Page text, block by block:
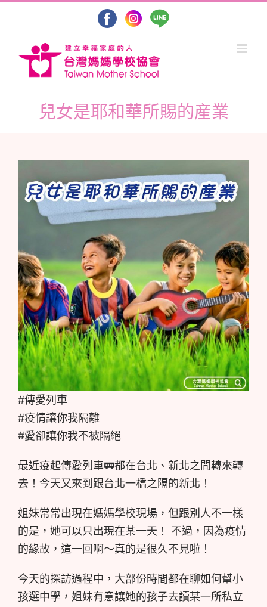
content
兒女是耶和華所賜的産業
#傳愛列車
#疫情讓你我隔離
#愛卻讓你我不被隔絕
最近疫起傳愛列車🚃都在台北、新北之間轉來轉
去！今天又來到跟台北一橋之隔的新北！
姐妹常常出現在媽媽學校現場，但跟別人不一樣
的是，她可以只出現在某一天！ 不過，因為疫情
的緣故，這一回啊～真的是很久不見啦！
今天的探訪過程中，大部份時間都在聊如何幫小
孩選中學，姐妹有意讓她的孩子去讀某一所私立